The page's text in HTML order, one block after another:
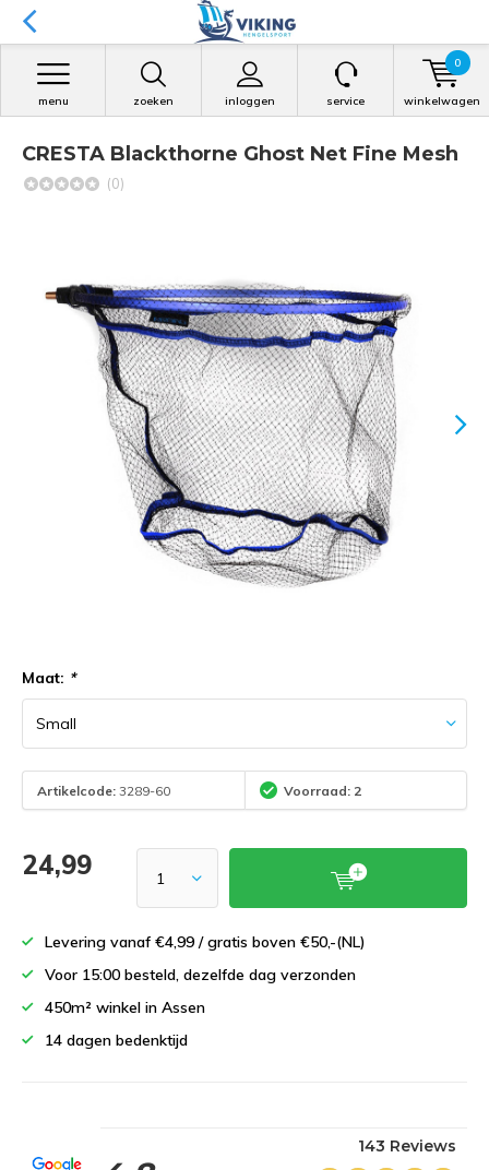
zoeken inloggen
menu service winkelwagen
0
CRESTA Blackthorne Ghost Net Fine Mesh
(0)
Maat: *
Artikelcode: 3289-60 Voorraad: 2
24,99
Levering vanaf €4,99 / gratis boven €50,-(NL)
Voor 15:00 besteld, dezelfde dag verzonden
450m² winkel in Assen
14 dagen bedenktijd
143 Reviews